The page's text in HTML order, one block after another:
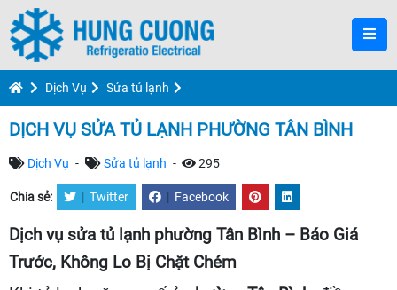
Dịch Vụ Sửa tủ lạnh
DỊCH VỤ SỬA TỦ LẠNH PHƯỜNG TÂN BÌNH
Dịch Vụ - Sửa tủ lạnh - 295
Chia sẻ: | Twitter | Facebook
Dịch vụ sửa tủ lạnh phường Tân Bình – Báo Giá
Trước, Không Lo Bị Chặt Chém